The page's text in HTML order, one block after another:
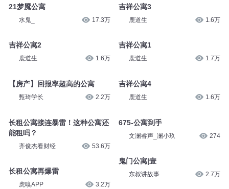
21梦魇公寓
水鬼_ 17.3万
吉祥公寓2
鹿道生 1.6万
【房产】回报率超高的公寓
甄琦学长 2.2万
长租公寓接连暴雷！这种公寓还
能租吗？
齐俊杰看财经 53.6万
长租公寓再爆雷
虎嗅APP 3.2万
吉祥公寓3
鹿道生 1.6万
吉祥公寓1
鹿道生 1.7万
吉祥公寓4
鹿道生 1.6万
675-公寓到手
文澜睿声_澜小玖 274
鬼门公寓|壹
东叔讲故事 2.7万